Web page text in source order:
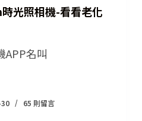
光照相機-看看老化
APP名叫
65 則留言